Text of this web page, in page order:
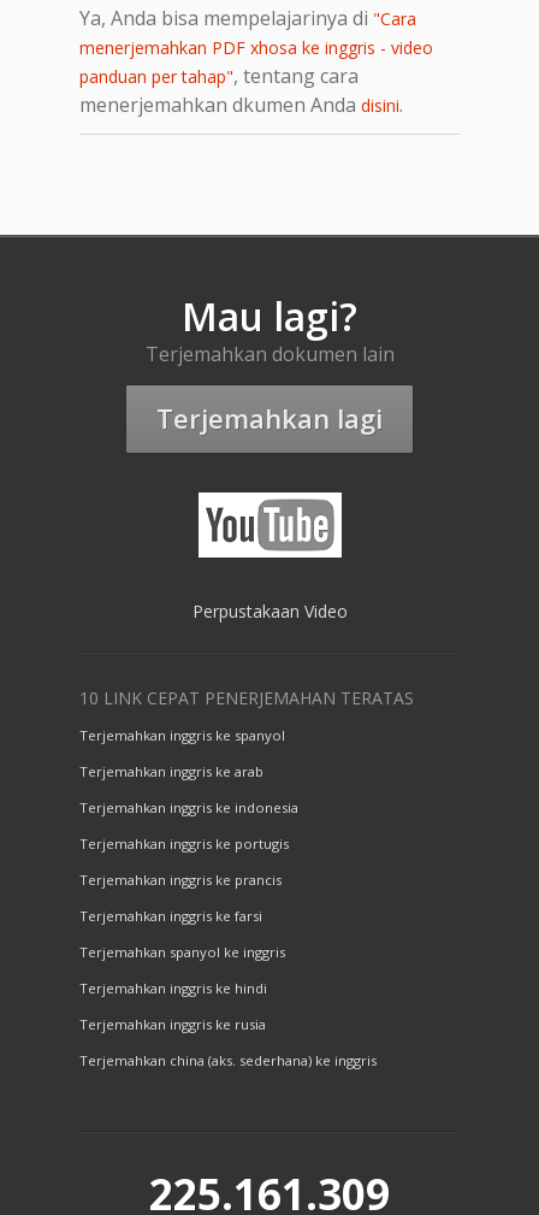
Ya, Anda bisa mempelajarinya di "Cara
menerjemahkan PDF xhosa ke inggris - video
panduan per tahap", tentang cara
menerjemahkan dkumen Anda disini.
Mau lagi?
Terjemahkan dokumen lain
Terjemahkan lagi
Perpustakaan Video
10 LINK CEPAT PENERJEMAHAN TERATAS
Terjemahkan inggris ke spanyol
Terjemahkan inggris ke arab
Terjemahkan inggris ke indonesia
Terjemahkan inggris ke portugis
Terjemahkan inggris ke prancis
Terjemahkan inggris ke farsi
Terjemahkan spanyol ke inggris
Terjemahkan inggris ke hindi
Terjemahkan inggris ke rusia
Terjemahkan china (aks. sederhana) ke inggris
225.161.309